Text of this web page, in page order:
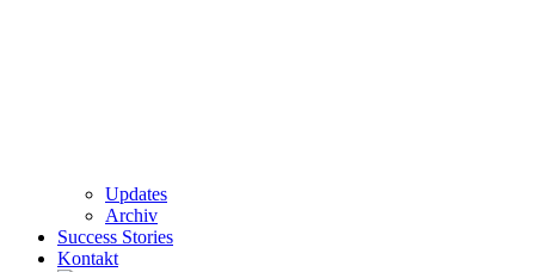
Updates
Archiv
Success Stories
Kontakt